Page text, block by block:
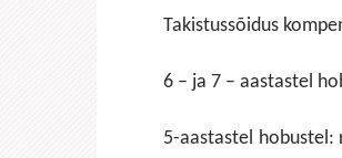
Takistussõidus
6 – ja 7 – aastastel
5-aastastel hobustel: